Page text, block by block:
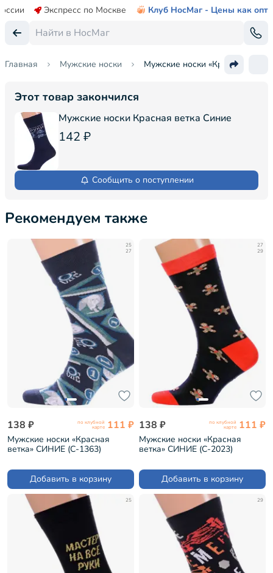
Экспресс по Москве Клуб НосМаг - Цены как опт
Главная Мужские носки Мужские носки «Красная
Этот товар закончился
Мужские носки Красная ветка Синие
142 ₽
Сообщить о поступлении
Рекомендуем также
25
27
138 ₽ по клубной
карте 111 ₽
Мужские носки «Красная
ветка» СИНИЕ (С-1363)
Добавить в корзину
27
29
138 ₽ по клубной
карте 111 ₽
Мужские носки «Красная
ветка» СИНИЕ (С-2023)
Добавить в корзину
25 29